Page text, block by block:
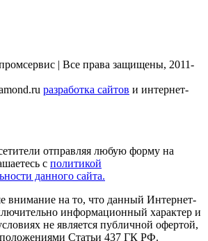
| Все права защищены, 2011-
разработка сайтов и интернет-
отправляя любую форму на
с политикой
данного сайта.
внимание на то, что данный Интернет-
информационный характер и
не является публичной офертой,
Статьи 437 ГК РФ.